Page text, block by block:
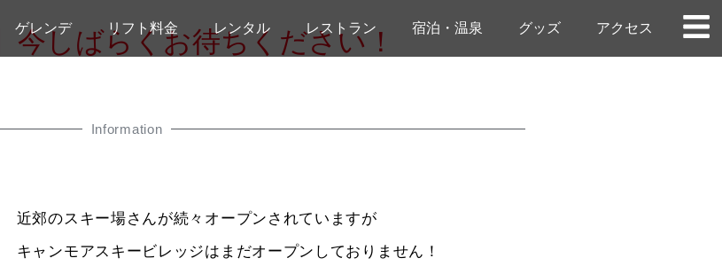
ゲレンデ リフト料金 レンタル レストラン 宿泊・温泉 グッズ アクセス
今しばらくお待ちください！
Information
近郊のスキー場さんが続々オープンされていますが
キャンモアスキービレッジはまだオープンしておりません！